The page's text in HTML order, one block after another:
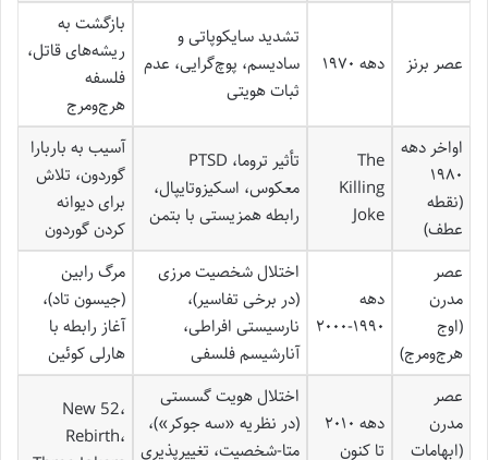
عصر برنز دهه ۱۹۷۰
تشدید سایکوپاتی و
سادیسم، پوچ‌گرایی، عدم
ثبات هویتی
بازگشت به
ریشه‌های قاتل،
فلسفه
هرج‌ومرج
اواخر دهه
۱۹۸۰
(نقطه
عطف)
The
Killing
Joke
تأثیر تروما، PTSD
معکوس، اسکیزوتایپال،
رابطه همزیستی با بتمن
آسیب به باربارا
گوردون، تلاش
برای دیوانه
کردن گوردون
عصر
مدرن
(اوج
هرج‌ومرج)
دهه
۱۹۹۰-۲۰۰۰
اختلال شخصیت مرزی
(در برخی تفاسیر)،
نارسیستی افراطی،
آنارشیسم فلسفی
مرگ رابین
(جیسون تاد)،
آغاز رابطه با
هارلی کوئین
عصر
مدرن
(ابهامات
دهه ۲۰۱۰
تا کنون
اختلال هویت گسستی
(در نظریه «سه جوکر»)،
متا-شخصیت، تغییرپذیری
New 52،
Rebirth،